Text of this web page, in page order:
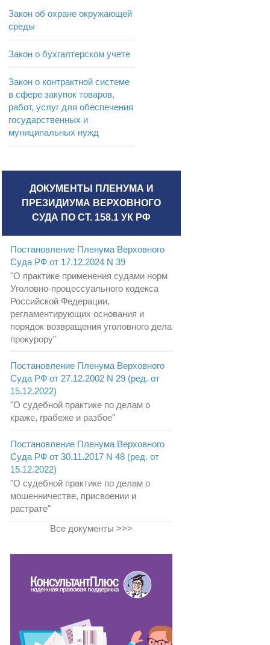
Закон об охране окружающей
среды
Закон о бухгалтерском учете
Закон о контрактной системе
в сфере закупок товаров,
работ, услуг для обеспечения
государственных и
муниципальных нужд
ДОКУМЕНТЫ ПЛЕНУМА И
ПРЕЗИДИУМА ВЕРХОВНОГО
СУДА ПО СТ. 158.1 УК РФ
Постановление Пленума Верховного
Суда РФ от 17.12.2024 N 39
"О практике применения судами норм
Уголовно-процессуального кодекса
Российской Федерации,
регламентирующих основания и
порядок возвращения уголовного дела
прокурору"
Постановление Пленума Верховного
Суда РФ от 27.12.2002 N 29 (ред. от
15.12.2022)
"О судебной практике по делам о
краже, грабеже и разбое"
Постановление Пленума Верховного
Суда РФ от 30.11.2017 N 48 (ред. от
15.12.2022)
"О судебной практике по делам о
мошенничестве, присвоении и
растрате"
Все документы >>>